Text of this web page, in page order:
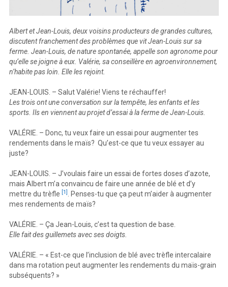
Albert et Jean-Louis, deux voisins producteurs de grandes cultures,
discutent franchement des problèmes que vit Jean-Louis sur sa
ferme. Jean-Louis, de nature spontanée, appelle son agronome pour
qu’elle se joigne à eux. Valérie, sa conseillère en agroenvironnement,
n’habite pas loin. Elle les rejoint.
JEAN-LOUIS. – Salut Valérie! Viens te réchauffer!
Les trois ont une conversation sur la tempête, les enfants et les
sports. Ils en viennent au projet d’essai à la ferme de Jean-Louis.
VALÉRIE. – Donc, tu veux faire un essai pour augmenter tes
rendements dans le maïs? Qu’est-ce que tu veux essayer au
juste?
JEAN-LOUIS. – J’voulais faire un essai de fortes doses d’azote,
mais Albert m’a convaincu de faire une année de blé et d’y
mettre du trèfle [1]
. Penses-tu que ça peut m’aider à augmenter
mes rendements de maïs?
VALÉRIE. – Ça Jean-Louis, c’est ta question de base.
Elle fait des guillemets avec ses doigts.
VALÉRIE. – « Est-ce que l’inclusion de blé avec trèfle intercalaire
dans ma rotation peut augmenter les rendements du maïs-grain
subséquents? »